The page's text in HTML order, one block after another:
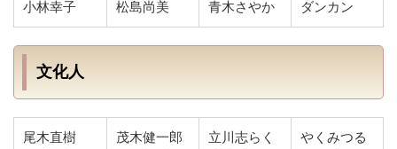
小林幸子 松島尚美 青木さやか ダンカン
文化人
尾木直樹
茂木健一郎
立川志らく
やくみつる